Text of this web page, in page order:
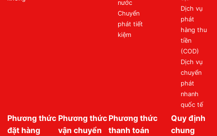
nước
Chuyển
phát tiết
kiệm
Dịch vụ
phát
hàng thu
tiền
(COD)
Dịch vụ
chuyển
phát
nhanh
quốc tế
Phương thức
đặt hàng
Phương thức
vận chuyển
Phương thức
thanh toán
Quy định
chung